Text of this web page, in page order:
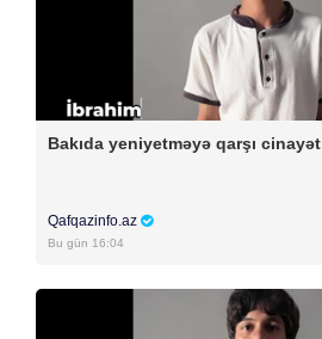
Bakıda yeniyetməyə qarşı cinayət
Qafqazinfo.az
Bu gün 16:04